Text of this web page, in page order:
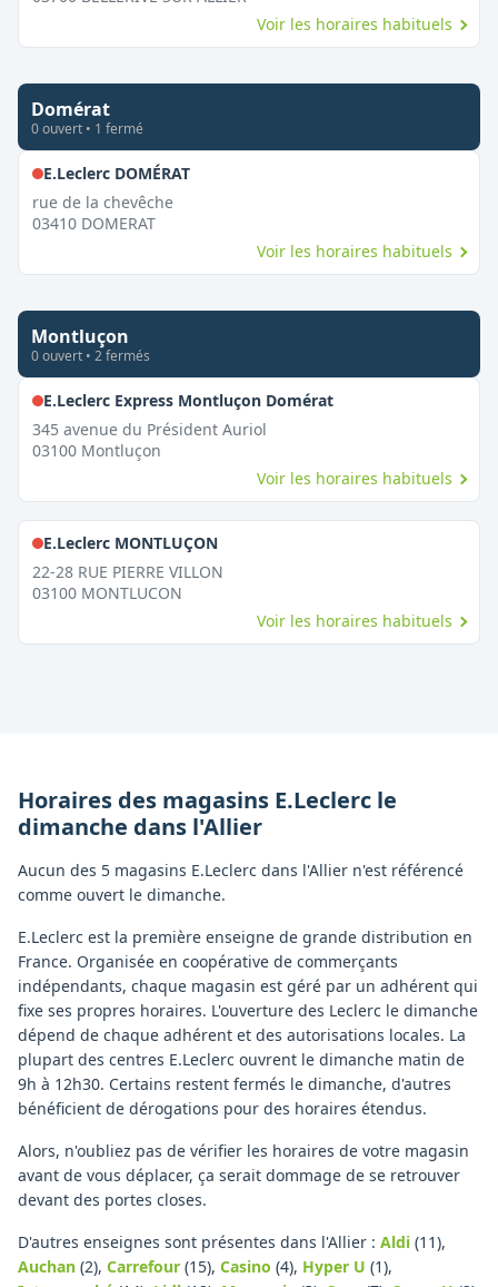
Voir les horaires habituels
Domérat
0ouvert • 1 fermé
E.Leclerc DOMÉRAT,
rue de la chevêche
03410 DOMERAT
Voir les horaires habituels
Montluçon
0ouvert • 2fermés
E.Leclerc Express Montluçon Domérat,
345 avenue du Président Auriol
03100 Montluçon
Voir les horaires habituels
E.Leclerc MONTLUÇON,
22-28 RUE PIERRE VILLON
03100 MONTLUCON
Voir les horaires habituels
Horaires des magasins E.Leclerc le
dimanche dans l'Allier
Aucun des 5 magasins E.Leclerc dans l'Allier n'est référencé
comme ouvert le dimanche.
E.Leclerc est la première enseigne de grande distribution en
France. Organisée en coopérative de commerçants
indépendants, chaque magasin est géré par un adhérent qui
fixe ses propres horaires. L'ouverture des Leclerc le dimanche
dépend de chaque adhérent et des autorisations locales. La
plupart des centres E.Leclerc ouvrent le dimanche matin de
9h à 12h30. Certains restent fermés le dimanche, d'autres
bénéficient de dérogations pour des horaires étendus.
Alors, n'oubliez pas de vérifier les horaires de votre magasin
avant de vous déplacer, ça serait dommage de se retrouver
devant des portes closes.
D'autres enseignes sont présentes dans l'Allier : Aldi (11),
Auchan (2), Carrefour (15), Casino (4), Hyper U (1),